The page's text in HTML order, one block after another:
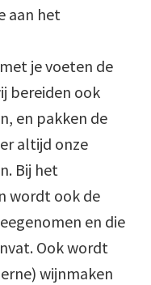
aan het
je voeten de
bereiden ook
en pakken de
altijd onze
Bij het
wordt ook de
en die
Ook wordt
wijnmaken